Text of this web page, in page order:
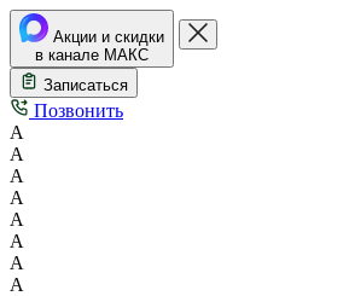
Акции и скидки
в канале МАКС
Записаться
Позвонить
А
А
А
А
А
А
А
А